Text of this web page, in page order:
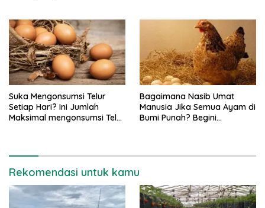
Suka Mengonsumsi Telur
Setiap Hari? Ini Jumlah
Maksimal mengonsumsi Telur
Bagaimana Nasib Umat
Manusia Jika Semua Ayam di
Bumi Punah? Begini
Rekomendasi untuk kamu